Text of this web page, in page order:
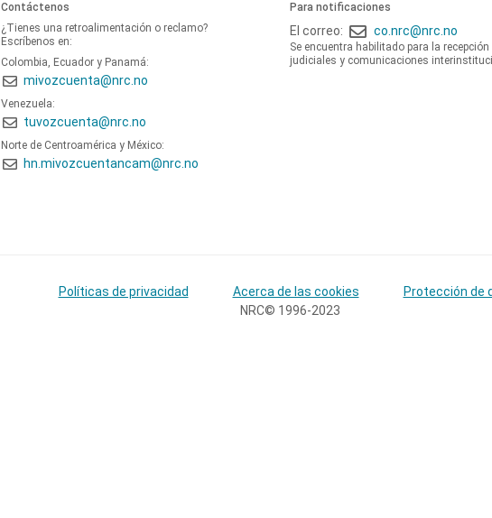
Contáctenos
¿Tienes una retroalimentación o reclamo?
Escríbenos en:
Colombia, Ecuador y Panamá:
mivozcuenta@nrc.no
Venezuela:
tuvozcuenta@nrc.no
Norte de Centroamérica y México:
hn.mivozcuentancam@nrc.no
Para notificaciones
El correo: co.nrc@nrc.no
Se encuentra habilitado para la
judiciales y comunicaciones
Políticas de privacidad Acerca de las cookies
Protección de
NRC© 1996-2023